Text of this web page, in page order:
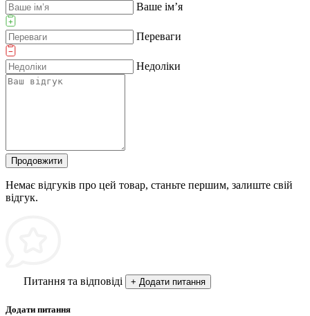
Ваше ім’я
Переваги
Недоліки
Продовжити
Немає відгуків про цей товар, станьте першим, залиште свій
відгук.
Питання та відповіді + Додати питання
Додати питання